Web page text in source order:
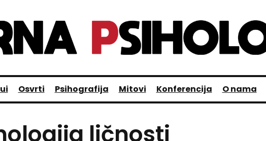
Osvrti Psihografija Mitovi Konferencija O nama
ličnosti